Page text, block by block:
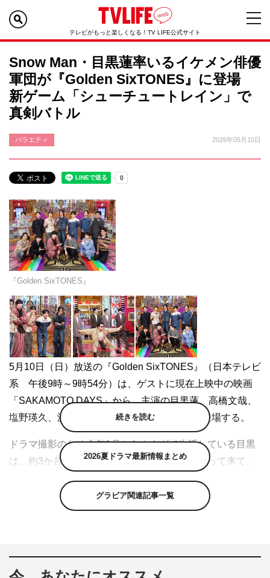
テレビがもっと楽しくなる！TV LIFE公式サイト
Snow Man・目黒蓮率いるイケメン俳優
軍団が『Golden SixTONES』に登場
新ゲーム「シューチュートレイン」で
真剣バトル
バラエティ 2026年05月10日
『Golden SixTONES』
5月10日（日）放送の『Golden SixTONES』（日本テレビ
系 午後9時～9時54分）は、ゲストに現在上映中の映画
「SAKAMOTO DAYS」から、主演の目黒蓮、高橋文哉、
は、約3か月ぶりに一時帰国。「昨日の夜に帰って来て、
これが一発目の仕事です」と、ゲスト出演してくれた目黒
続きを読む
2026夏ドラマ最新情報まとめ
グラビア関連記事一覧